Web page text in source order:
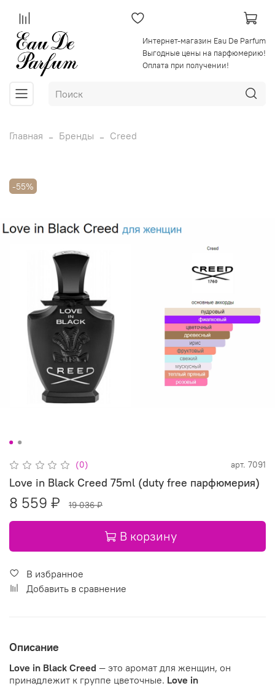
Интернет-магазин Eau De Parfum
Выгодные цены на парфюмерию!
Оплата при получении!
Главная Бренды Creed
-55%
(0) арт. 7091
Love in Black Creed 75ml (duty free парфюмерия)
8 559 ₽ 19 036 ₽
В корзину
В избранное
Добавить в сравнение
Описание
Love in Black Creed — это аромат для женщин, он
принадлежит к группе цветочные. Love in